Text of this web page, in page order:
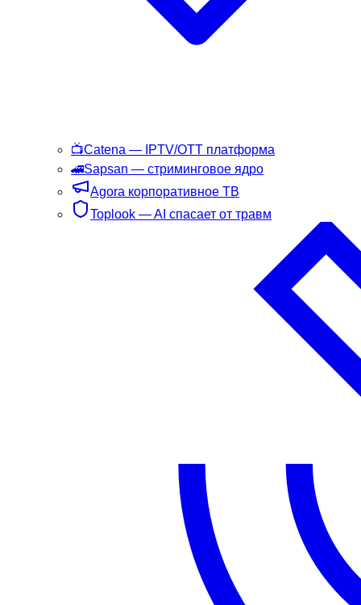
📺Catena — IPTV/OTT платформа
🚄Sapsan — стриминговое ядро
Agora корпоративное ТВ
Toplook — AI спасает от травм